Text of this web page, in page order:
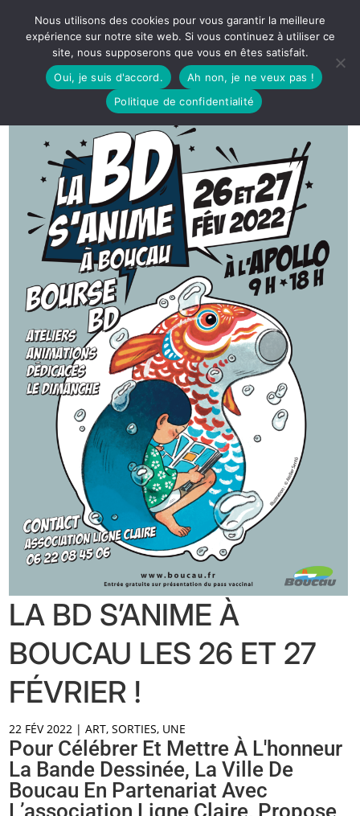
LA BD S’ANIME À
BOUCAU LES 26 ET 27
FÉVRIER !
22 FÉV 2022 |ART,SORTIES, UNE
Pour Célébrer Et Mettre À L'honneur
La Bande Dessinée, La Ville De
Boucau En Partenariat Avec
L’association Ligne Claire, Propose
Nous utilisons des cookies pour vous garantir la meilleure
expérience sur notre site web. Si vous continuez à utiliser ce
site, nous supposerons que vous en êtes satisfait.
Oui, je suis d'accord.
Ah non, je ne veux pas !
Politique de confidentialité